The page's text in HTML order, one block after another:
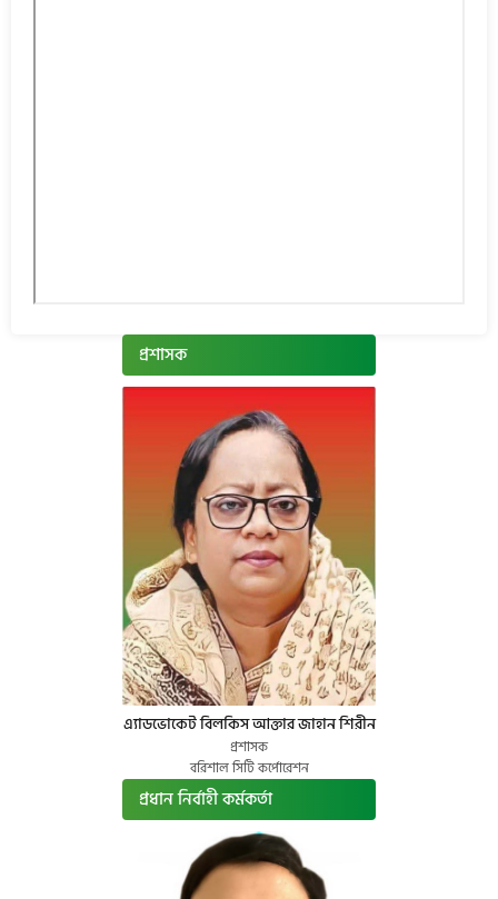
প্রশাসক
এ্যাডভোকেট বিলকিস আক্তার জাহান শিরীন
প্রশাসক
বরিশাল সিটি কর্পোরেশন
প্রধান নির্বাহী কর্মকর্তা